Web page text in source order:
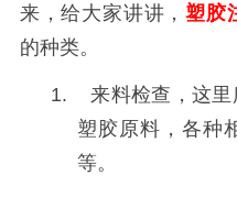
来，给大家讲讲，塑胶
的种类。
1. 来料检查，这里
塑胶原料，各种
等。